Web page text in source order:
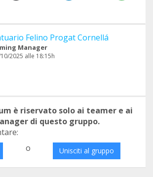
Felino Progat Cornellá
Manager
2025 alle 18:15h
è riservato solo ai teamer e ai
di questo gruppo.
o Unisciti al gruppo